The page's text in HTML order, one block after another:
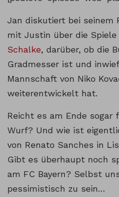
Jan diskutiert bei seinem
mit Justin über die Spiele
Schalke, darüber, ob die
Gradmesser ist und
Mannschaft von Niko
weiterentwickelt hat.
Reicht es am Ende sogar
Wurf? Und wie ist
von Renato Sanches in
Gibt es überhaupt noch
am FC Bayern? Selbst
pessimistisch zu sein…